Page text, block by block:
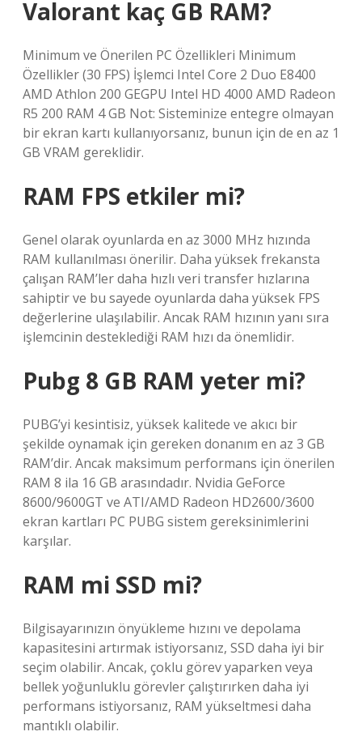
Valorant kaç GB RAM?
Minimum ve Önerilen PC Özellikleri Minimum
Özellikler (30 FPS) İşlemci Intel Core 2 Duo E8400
AMD Athlon 200 GEGPU Intel HD 4000 AMD Radeon
R5 200 RAM 4 GB Not: Sisteminize entegre olmayan
bir ekran kartı kullanıyorsanız, bunun için de en az 1
GB VRAM gereklidir.
RAM FPS etkiler mi?
Genel olarak oyunlarda en az 3000 MHz hızında
RAM kullanılması önerilir. Daha yüksek frekansta
çalışan RAM’ler daha hızlı veri transfer hızlarına
sahiptir ve bu sayede oyunlarda daha yüksek FPS
değerlerine ulaşılabilir. Ancak RAM hızının yanı sıra
işlemcinin desteklediği RAM hızı da önemlidir.
Pubg 8 GB RAM yeter mi?
PUBG’yi kesintisiz, yüksek kalitede ve akıcı bir
şekilde oynamak için gereken donanım en az 3 GB
RAM’dir. Ancak maksimum performans için önerilen
RAM 8 ila 16 GB arasındadır. Nvidia GeForce
8600/9600GT ve ATI/AMD Radeon HD2600/3600
ekran kartları PC PUBG sistem gereksinimlerini
karşılar.
RAM mi SSD mi?
Bilgisayarınızın önyükleme hızını ve depolama
kapasitesini artırmak istiyorsanız, SSD daha iyi bir
seçim olabilir. Ancak, çoklu görev yaparken veya
bellek yoğunluklu görevler çalıştırırken daha iyi
performans istiyorsanız, RAM yükseltmesi daha
mantıklı olabilir.